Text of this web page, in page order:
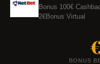
Bonus 100€
2€Bonus Virtual
BONUS